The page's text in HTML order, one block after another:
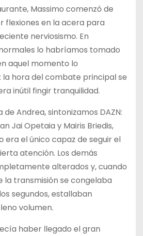
Massimo comenzó de
flexiones en la acera para
nerviosismo. En
lo habríamos tomado
aquel momento lo
hora del combate principal se
inútil fingir tranquilidad.
de Andrea, sintonizamos DAZN:
Jai Opetaia y Mairis Briedis,
era el único capaz de seguir el
atención. Los demás
alterados y, cuando
la transmisión se congelaba
segundos, estallaban
volumen.
haber llegado el gran